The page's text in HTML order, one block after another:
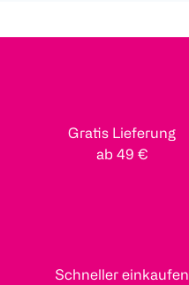
Gratis Lieferung
ab 49 €
Schneller einkaufen